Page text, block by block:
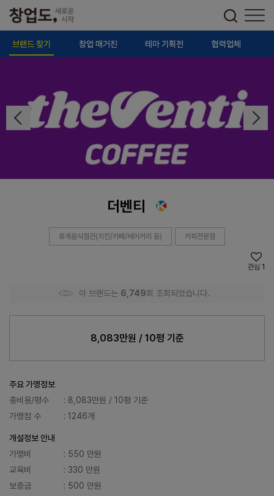
브랜드 찾기 창업 매거진 테마 기획전 협력업체
더벤티
휴게음식점관(치킨/카페/베이커리 등) 커피전문점
관심 1
이 브랜드는 6,749회 조회되었습니다.
8,083만원 / 10평 기준
주요 가맹정보
총비용/평수
: 8,083만원 / 10평 기준
가맹점 수
: 1246개
개설정보 안내
가맹비
: 550 만원
교육비
: 330 만원
보증금
: 500 만원